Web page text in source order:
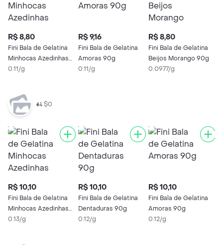
R$ 8,80
Fini Bala de Gelatina
Minhocas Azedinhas
90g
0.11/g
R$ 9,16
Fini Bala de Gelatina
Amoras 90g
0.11/g
R$ 8,80
Fini Bala de Gelatina
Beijos Morango 90g
0.0977/g
$0
R$ 10,10
Fini Bala de Gelatina
Minhocas Azedinhas
90g
0.13/g
R$ 10,10
Fini Bala de Gelatina
Dentaduras 90g
0.12/g
R$ 10,10
Fini Bala de Gelatina
Amoras 90g
0.12/g